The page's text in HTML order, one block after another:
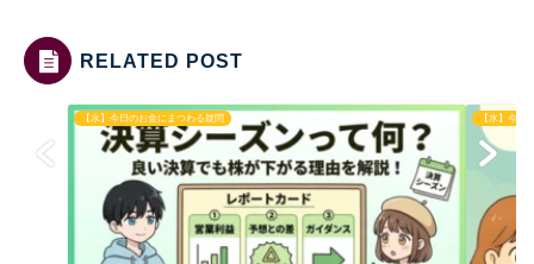
RELATED POST
【水】今日のお金にまつわる疑問 【水】今日